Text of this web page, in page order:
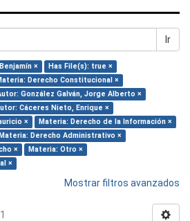
Ir
×
Has File(s): true ×
Derecho Constitucional ×
González Galván, Jorge Alberto ×
Cáceres Nieto, Enrique ×
×
Materia: Derecho de la Información ×
Derecho Administrativo ×
×
Materia: Otro ×
×
Mostrar filtros avanzados